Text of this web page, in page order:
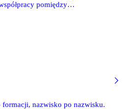
pomiędzy
nazwisko po nazwisku.